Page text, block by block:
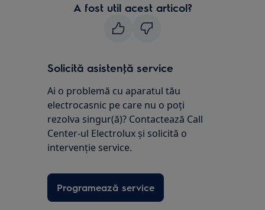
A fost util acest articol?
Solicită asistenţă service
Ai o problemă cu aparatul tău
electrocasnic pe care nu o poţi
rezolva singur(ă)? Contactează Call
Center-ul Electrolux și solicită o
intervenţie service.
Programează service